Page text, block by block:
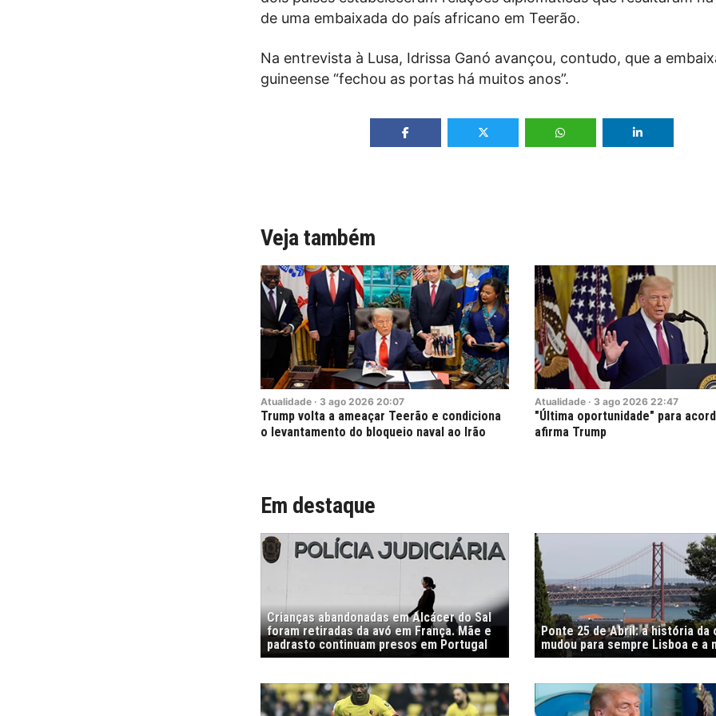
de uma embaixada do país africano em Teerão.
Na entrevista à Lusa, Idrissa Ganó avançou, contudo, que a
guineense “fechou as portas há muitos anos”.
Veja também
Atualidade · 3 ago 2026 20:07
Trump volta a ameaçar Teerão e condiciona
o levantamento do bloqueio naval ao Irão
Atualidade · 3 ago 2026 22:47
"Última oportunidade" para
afirma Trump
Em destaque
Crianças abandonadas em Alcácer do Sal
foram retiradas da avó em França. Mãe e
padrasto continuam presos em Portugal
Ponte 25 de Abril: a história da
mudou para sempre Lisboa e a